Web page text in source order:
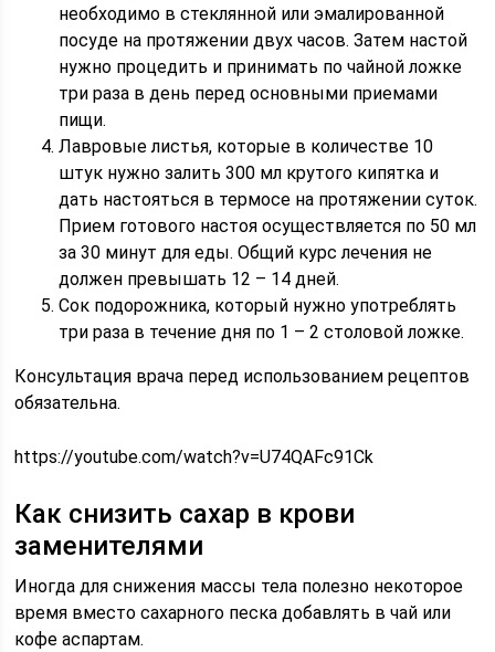
необходимо в стеклянной или эмалированной
посуде на протяжении двух часов. Затем настой
нужно процедить и принимать по чайной ложке
три раза в день перед основными приемами
пищи.
Лавровые листья, которые в количестве 10
штук нужно залить 300 мл крутого кипятка и
дать настояться в термосе на протяжении суток.
Прием готового настоя осуществляется по 50 мл
за 30 минут для еды. Общий курс лечения не
должен превышать 12 – 14 дней.
Сок подорожника, который нужно употреблять
три раза в течение дня по 1 – 2 столовой ложке.
Консультация врача перед использованием рецептов
обязательна.
https://youtube.com/watch?v=U74QAFc91Ck
Как снизить сахар в крови
заменителями
Иногда для снижения массы тела полезно некоторое
время вместо сахарного песка добавлять в чай или
кофе аспартам.